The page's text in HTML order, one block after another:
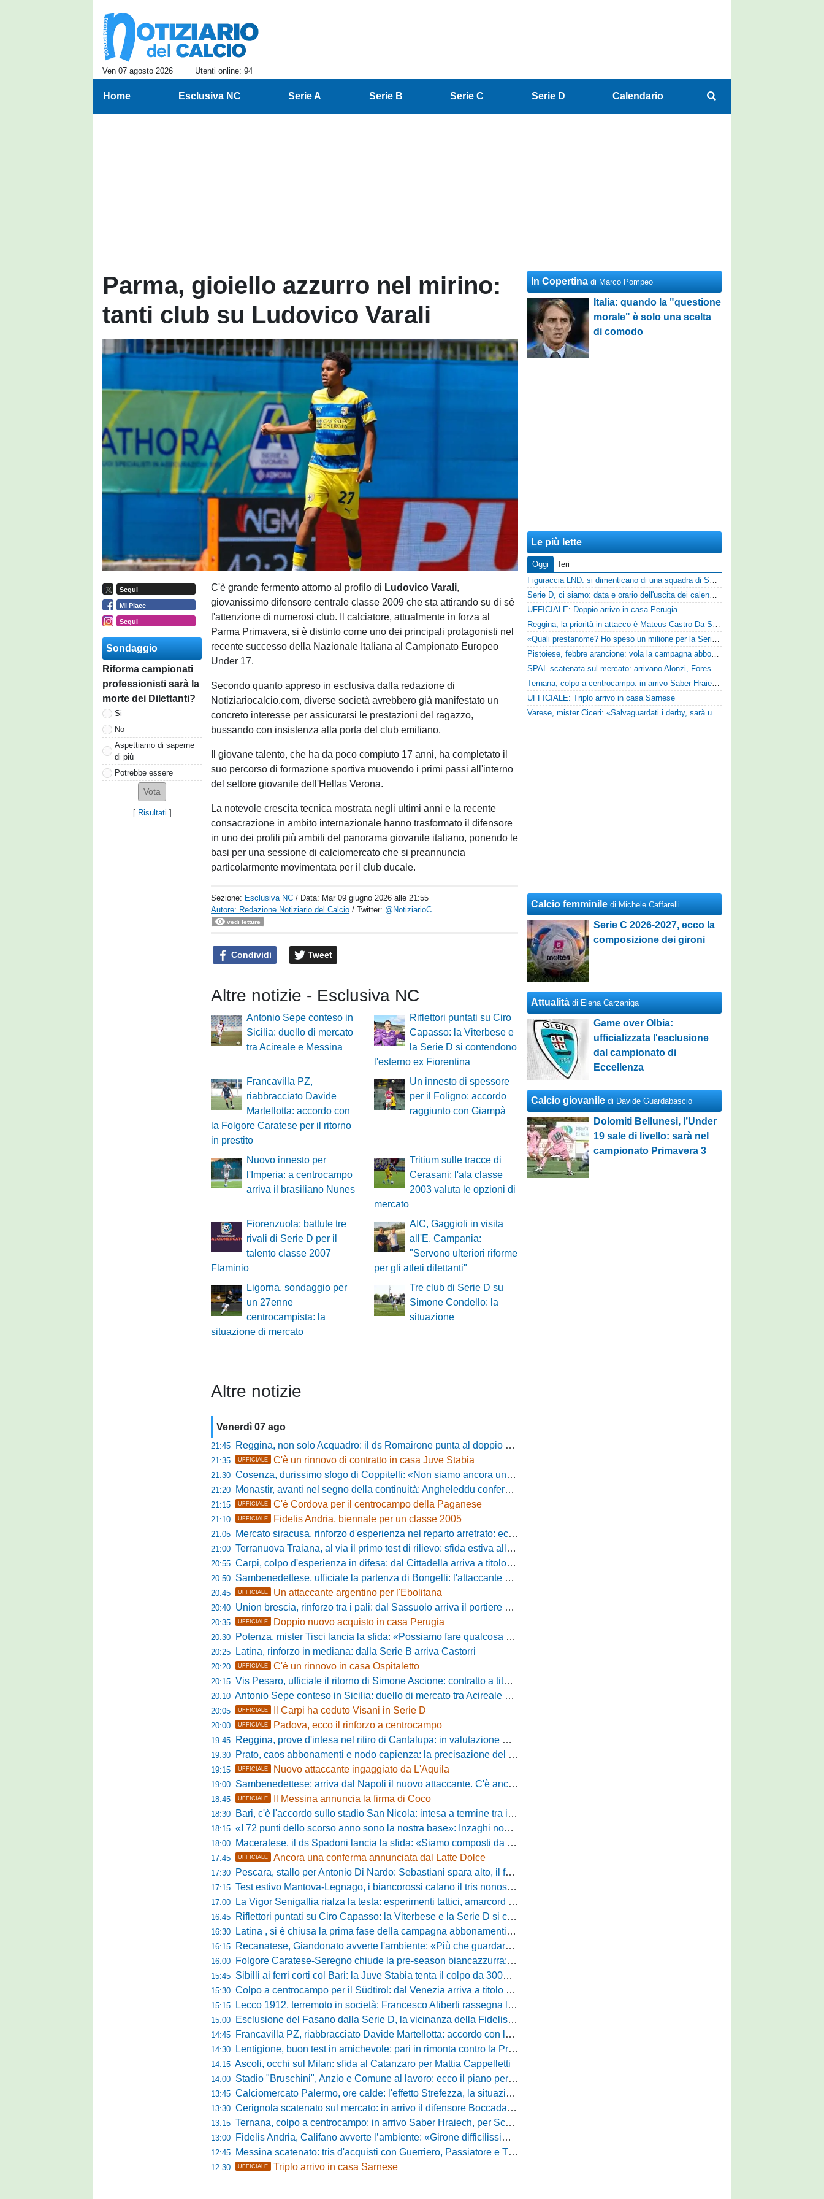
Ven 07 agosto 2026 Utenti online: 94
Home Esclusiva NC Serie A Serie B Serie C Serie D Calendario
Parma, gioiello azzurro nel mirino:
tanti club su Ludovico Varali
Segui
Mi Piace
Segui
Sondaggio
Riforma campionati
professionisti sarà la
morte dei Dilettanti?
Si
No
Aspettiamo di saperne
di più
Potrebbe essere
[ Risultati ]
C'è grande fermento attorno al profilo di Ludovico Varali,
giovanissimo difensore centrale classe 2009 che sta attirando su di sé
l'attenzione di numerosi club. Il calciatore, attualmente in forza al
Parma Primavera, si è distinto come uno dei principali protagonisti nel
recente successo della Nazionale Italiana al Campionato Europeo
Under 17.
Secondo quanto appreso in esclusiva dalla redazione di
Notiziariocalcio.com, diverse società avrebbero già manifestato un
concreto interesse per assicurarsi le prestazioni del ragazzo,
bussando con insistenza alla porta del club emiliano.
Il giovane talento, che ha da poco compiuto 17 anni, ha completato il
suo percorso di formazione sportiva muovendo i primi passi all'interno
del settore giovanile dell'Hellas Verona.
La notevole crescita tecnica mostrata negli ultimi anni e la recente
consacrazione in ambito internazionale hanno trasformato il difensore
in uno dei profili più ambiti del panorama giovanile italiano, ponendo le
basi per una sessione di calciomercato che si preannuncia
particolarmente movimentata per il club ducale.
Sezione: Esclusiva NC / Data: Mar 09 giugno 2026 alle 21:55
Autore: Redazione Notiziario del Calcio / Twitter: @NotiziarioC
vedi letture
Condividi Tweet
Altre notizie - Esclusiva NC
Antonio Sepe conteso in
Sicilia: duello di mercato
tra Acireale e Messina
Riflettori puntati su Ciro
Capasso: la Viterbese e
la Serie D si contendono
l'esterno ex Fiorentina
Francavilla PZ,
riabbracciato Davide
Martellotta: accordo con
la Folgore Caratese per il ritorno
in prestito
Un innesto di spessore
per il Foligno: accordo
raggiunto con Giampà
Nuovo innesto per
l'Imperia: a centrocampo
arriva il brasiliano Nunes
Tritium sulle tracce di
Cerasani: l'ala classe
2003 valuta le opzioni di
mercato
Fiorenzuola: battute tre
rivali di Serie D per il
talento classe 2007
Flaminio
AIC, Gaggioli in visita
all'E. Campania:
"Servono ulteriori riforme
per gli atleti dilettanti"
Ligorna, sondaggio per
un 27enne
centrocampista: la
situazione di mercato
Tre club di Serie D su
Simone Condello: la
situazione
Altre notizie
Venerdì 07 ago
21:45 Reggina, non solo Acquadro: il ds Romairone punta al doppio colpo Baldan-Volpicelli
21:35 UFFICIALE C'è un rinnovo di contratto in casa Juve Stabia
21:30 Cosenza, durissimo sfogo di Coppitelli: «Non siamo ancora una squadra, ora serve tirare una riga!»
21:20 Monastir, avanti nel segno della continuità: Angheleddu confermato in panchina, in attacco arriva Loru
21:15 UFFICIALE C'è Cordova per il centrocampo della Paganese
21:10 UFFICIALE Fidelis Andria, biennale per un classe 2005
21:05 Mercato siracusa, rinforzo d'esperienza nel reparto arretrato: ecco Orlando
21:00 Terranuova Traiana, al via il primo test di rilievo: sfida estiva allo Zecchini con il Grosseto
20:55 Carpi, colpo d'esperienza in difesa: dal Cittadella arriva a titolo definitivo Riccardo Gatti
20:50 Sambenedettese, ufficiale la partenza di Bongelli: l'attaccante passa in Serie D
20:45 UFFICIALE Un attaccante argentino per l'Ebolitana
20:40 Union brescia, rinforzo tra i pali: dal Sassuolo arriva il portiere Gioele Zacchi
20:35 UFFICIALE Doppio nuovo acquisto in casa Perugia
20:30 Potenza, mister Tisci lancia la sfida: «Possiamo fare qualcosa di storico e regalarci la trasferta a Genova»
20:25 Latina, rinforzo in mediana: dalla Serie B arriva Castorri
20:20 UFFICIALE C'è un rinnovo in casa Ospitaletto
20:15 Vis Pesaro, ufficiale il ritorno di Simone Ascione: contratto a titolo definitivo fino al 2029
20:10 Antonio Sepe conteso in Sicilia: duello di mercato tra Acireale e Messina
20:05 UFFICIALE Il Carpi ha ceduto Visani in Serie D
20:00 UFFICIALE Padova, ecco il rinforzo a centrocampo
19:45 Reggina, prove d'intesa nel ritiro di Cantalupa: in valutazione Blazevic e Anton
19:30 Prato, caos abbonamenti e nodo capienza: la precisazione del club laniero
19:15 UFFICIALE Nuovo attaccante ingaggiato da L'Aquila
19:00 Sambenedettese: arriva dal Napoli il nuovo attaccante. C'è anche l'ufficialità
18:45 UFFICIALE Il Messina annuncia la firma di Coco
18:30 Bari, c'è l'accordo sullo stadio San Nicola: intesa a termine tra il Comune e il club di De Laurentiis
18:15 «I 72 punti dello scorso anno sono la nostra base»: Inzaghi non si nasconde e carica l'ambiente
18:00 Maceratese, il ds Spadoni lancia la sfida: «Siamo composti da elementi validi con motivazioni altissime»
17:45 UFFICIALE Ancora una conferma annunciata dal Latte Dolce
17:30 Pescara, stallo per Antonio Di Nardo: Sebastiani spara alto, il futuro resta un enigma
17:15 Test estivo Mantova-Legnago, i biancorossi calano il tris nonostante il gran caldo: il racconto de L'Arena
17:00 La Vigor Senigallia rialza la testa: esperimenti tattici, amarcord e lo sguardo al Rimini
16:45 Riflettori puntati su Ciro Capasso: la Viterbese e la Serie D si contendono l'esterno ex Fiorentina
16:30 Latina , si è chiusa la prima fase della campagna abbonamenti: circa 400 tessere rinnovate in prelazione
16:15 Recanatese, Giandonato avverte l'ambiente: «Più che guardare chi avremo di fronte, mi interessa vedere la mia squadra migliorare giorno dopo giorno»
16:00 Folgore Caratese-Seregno chiude la pre-season biancazzurra: info e dove vedere il match
15:45 Sibilli ai ferri corti col Bari: la Juve Stabia tenta il colpo da 300mila euro
15:30 Colpo a centrocampo per il Südtirol: dal Venezia arriva a titolo definitivo Bjarki Bjarkason
15:15 Lecco 1912, terremoto in società: Francesco Aliberti rassegna le dimissioni da tutte le cariche
15:00 Esclusione del Fasano dalla Serie D, la vicinanza della Fidelis Andria e le parole del presidente Vallarella
14:45 Francavilla PZ, riabbracciato Davide Martellotta: accordo con la Folgore Caratese per il ritorno in prestito
14:30 Lentigione, buon test in amichevole: pari in rimonta contro la Primavera del Sassuolo
14:15 Ascoli, occhi sul Milan: sfida al Catanzaro per Mattia Cappelletti
14:00 Stadio "Bruschini", Anzio e Comune al lavoro: ecco il piano per far rientrare i tifosi
13:45 Calciomercato Palermo, ore calde: l'effetto Strefezza, la situazione Segre e i nomi per l'attacco
13:30 Cerignola scatenato sul mercato: in arrivo il difensore Boccadamo a titolo temporaneo
13:15 Ternana, colpo a centrocampo: in arrivo Saber Hraiech, per Scappini si attende l'accordo
13:00 Fidelis Andria, Califano avverte l’ambiente: «Girone difficilissimo, affascinante e bellissimo: non prometto risultati»
12:45 Messina scatenato: tris d'acquisti con Guerriero, Passiatore e Theodore
12:30 UFFICIALE Triplo arrivo in casa Sarnese
In Copertina di Marco Pompeo
Italia: quando la "questione
morale" è solo una scelta
di comodo
Le più lette
Oggi
Ieri
Figuraccia LND: si dimenticano di una squadra di Serie D, è da rifare il programma Coppa Italia
Serie D, ci siamo: data e orario dell'uscita dei calendari ufficiali
UFFICIALE: Doppio arrivo in casa Perugia
Reggina, la priorità in attacco è Mateus Castro Da Silva: ore decisive per la fumata bianca
«Quali prestanome? Ho speso un milione per la Serie D»: Bandecchi rompe il silenzio sul futuro della Ternana
Pistoiese, febbre arancione: vola la campagna abbonamenti, superata quota 750 tessere
SPAL scatenata sul mercato: arrivano Alonzi, Foresta, Munaretto e Tobia
Ternana, colpo a centrocampo: in arrivo Saber Hraiech, per Scappini si attende l'accordo
UFFICIALE: Triplo arrivo in casa Sarnese
Varese, mister Ciceri: «Salvaguardati i derby, sarà un campionato avvincente»
Calcio femminile di Michele Caffarelli
Serie C 2026-2027, ecco la
composizione dei gironi
Attualità di Elena Carzaniga
Game over Olbia:
ufficializzata l'esclusione
dal campionato di
Eccellenza
Calcio giovanile di Davide Guardabascio
Dolomiti Bellunesi, l’Under
19 sale di livello: sarà nel
campionato Primavera 3